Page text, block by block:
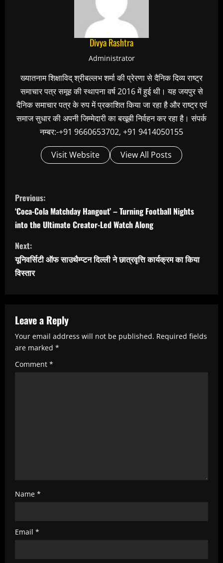
Divya Rashtra
Administrator
ख्यातनाम शिक्षाविद् श्रीबल्लभ शर्मा की प्रेरणा से दैनिक दिव्य राष्ट्र
समाचार पत्र समूह की स्थापना वर्ष 2016 में हुई थी। यह जयपुर से
दैनिक समाचार पत्र के रुप में प्रकाशित किया जा रहा है और राष्ट्र एवं
समाज सुधार की अपनी जिम्मेदारी का बखूबी निर्वहन कर रहा है। संपर्क
नम्बर:-+91 9660653702, +91 9414050155
Visit Website View All Posts
C
o
n
t
i
n
R
e
a
d
Previous:
‘Coca-Cola Matchday Hangout’ – Turning Football Nights
into the Ultimate Creator-Led Watch Along
Next:
यूनिवर्सिटी ऑफ साउथैम्प्टन दिल्ली ने छात्रवृत्ति कार्यक्रम का किया
विस्तार
Leave a Reply
Your email address will not be published. Required fields
are marked *
Comment *
Name *
Email *